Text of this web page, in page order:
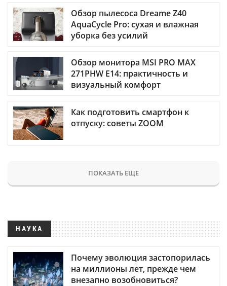
Обзор пылесоса Dreame Z40
AquaCycle Pro: сухая и влажная
уборка без усилий
Обзор монитора MSI PRO MAX
271PHW E14: практичность и
визуальный комфорт
Как подготовить смартфон к
отпуску: советы ZOOM
ПОКАЗАТЬ ЕЩЕ
НАУКА
Почему эволюция застопорилась
на миллионы лет, прежде чем
внезапно возобновиться?